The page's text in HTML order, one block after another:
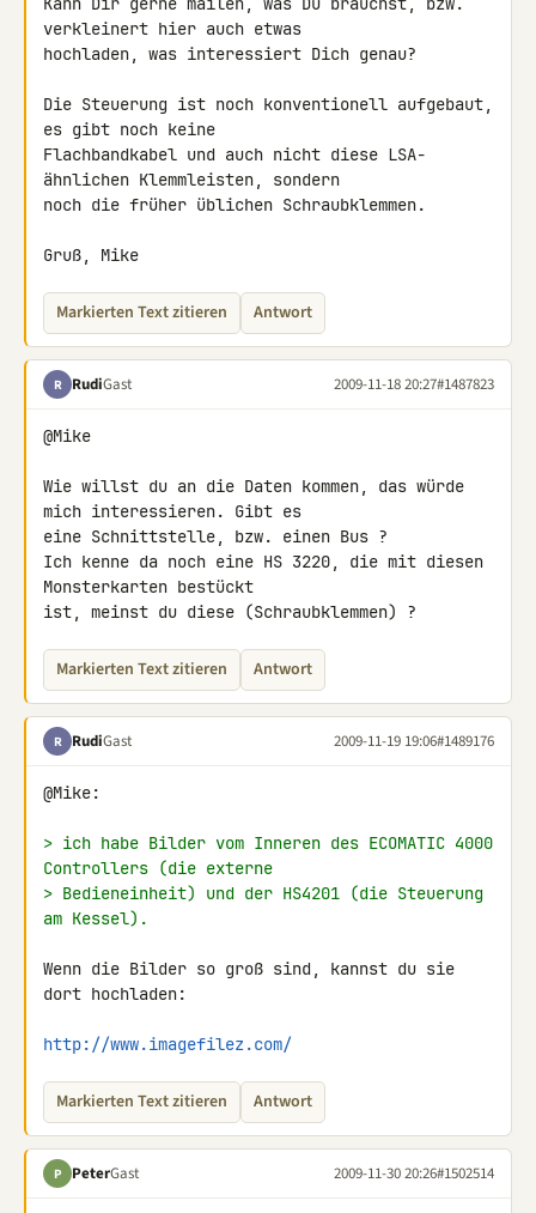
verkleinert hier auch etwas
hochladen, was interessiert Dich genau?
Die Steuerung ist noch konventionell aufgebaut,
es gibt noch keine
Flachbandkabel und auch nicht diese LSA-
ähnlichen Klemmleisten, sondern
noch die früher üblichen Schraubklemmen.
Gruß, Mike
Markierten Text zitieren Antwort
R RudiGast 2009-11-18 20:27#1487823
@Mike
Wie willst du an die Daten kommen, das würde
mich interessieren. Gibt es
eine Schnittstelle, bzw. einen Bus ?
Ich kenne da noch eine HS 3220, die mit diesen
Monsterkarten bestückt
ist, meinst du diese (Schraubklemmen) ?
Markierten Text zitieren Antwort
R RudiGast 2009-11-19 19:06#1489176
@Mike:
> ich habe Bilder vom Inneren des ECOMATIC 4000
Controllers (die externe
> Bedieneinheit) und der HS4201 (die Steuerung
am Kessel).
Wenn die Bilder so groß sind, kannst du sie
dort hochladen:
http://www.imagefilez.com/
Markierten Text zitieren Antwort
P PeterGast 2009-11-30 20:26#1502514